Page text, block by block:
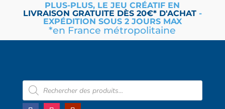
PLUS-PLUS, LE JEU CRÉATIF EN
LIVRAISON GRATUITE DÈS 20€* D'ACHAT -
EXPÉDITION SOUS 2 JOURS MAX
*en France métropolitaine
Recherche
de
produits